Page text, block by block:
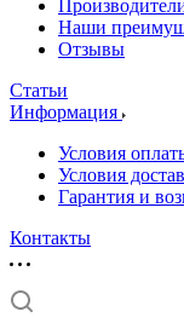
Наши
Отзывы
Статьи
Информация
Условия
Условия
Гарантия и
Контакты